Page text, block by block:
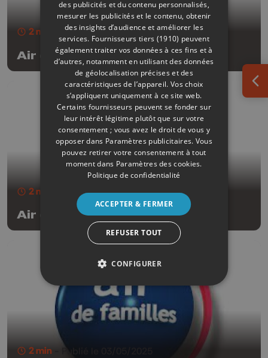
2 min - Publié le 17/05/2025
Air de familles
2 min - Publié le 10/05/2025
Air de familles
2 min
des publicités et du contenu personnalisés,
mesurer les publicités et le contenu, obtenir
des insights d’audience et améliorer les
services. Fournisseurs tiers (1910) peuvent
également traiter vos données à ces fins et à
d’autres, notamment en utilisant des données
de géolocalisation précises et des
caractéristiques de l’appareil. Vos choix
s’appliquent uniquement à ce site web.
Certains fournisseurs peuvent se fonder sur
leur intérêt légitime plutôt que sur votre
consentement ; vous avez le droit de vous y
opposer dans Paramètres publicitaires. Vous
pouvez retirer votre consentement à tout
moment dans Paramètres des cookies.
Politique de confidentialité
ACCEPTER & FERMER
REFUSER TOUT
CONFIGURER